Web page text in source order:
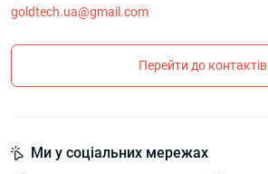
goldtech.ua@gmail.com
Перейти до контактів
Ми у соціальних мережах